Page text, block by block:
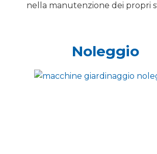
nella manutenzione dei propri
Noleggio